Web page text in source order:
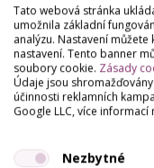
Tato webová stránka
umožnila základní
analýzu. Nastavení
nastavení. Tento banner
soubory cookie. Zásady
Údaje jsou
účinnosti reklamních
Google LLC, více informací
Nezbytné